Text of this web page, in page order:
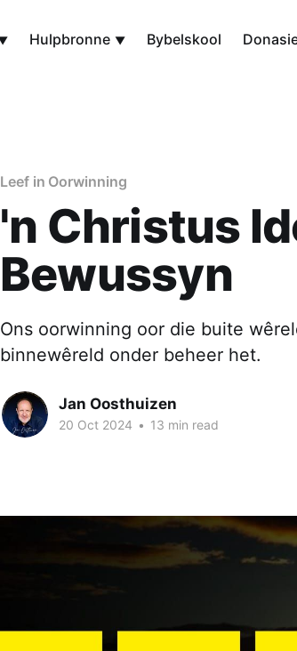
Hulpbronne Bybelskool
Leef in Oorwinning
'n Christus
Bewussyn
Ons oorwinning oor die buite
binnewêreld onder beheer het.
Jan Oosthuizen
20 Oct 2024 • 13 min read